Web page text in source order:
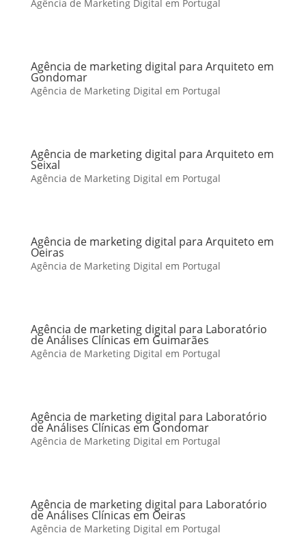
Agência de Marketing Digital em Portugal
Agência de marketing digital para Arquiteto em
Gondomar
Agência de Marketing Digital em Portugal
Agência de marketing digital para Arquiteto em
Seixal
Agência de Marketing Digital em Portugal
Agência de marketing digital para Arquiteto em
Oeiras
Agência de Marketing Digital em Portugal
Agência de marketing digital para Laboratório
de Análises Clínicas em Guimarães
Agência de Marketing Digital em Portugal
Agência de marketing digital para Laboratório
de Análises Clínicas em Gondomar
Agência de Marketing Digital em Portugal
Agência de marketing digital para Laboratório
de Análises Clínicas em Oeiras
Agência de Marketing Digital em Portugal